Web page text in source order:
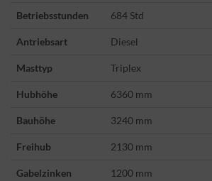
Betriebsstunden 684 Std
Antriebsart Diesel
Masttyp Triplex
Hubhöhe 6360 mm
Bauhöhe 3240 mm
Freihub 2130 mm
Gabelzinken 1200 mm